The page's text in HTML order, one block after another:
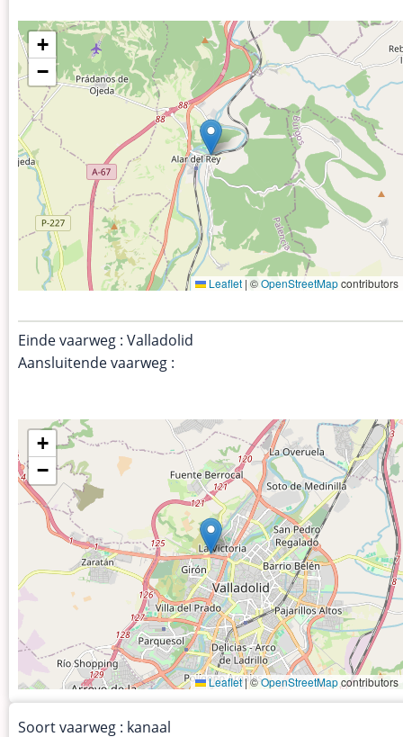
+
−
Leaflet | ©OpenStreetMapcontributors
Einde vaarweg : Valladolid
Aansluitende vaarweg :
+
−
Leaflet|©OpenStreetMapcontributors
Soort vaarweg : kanaal